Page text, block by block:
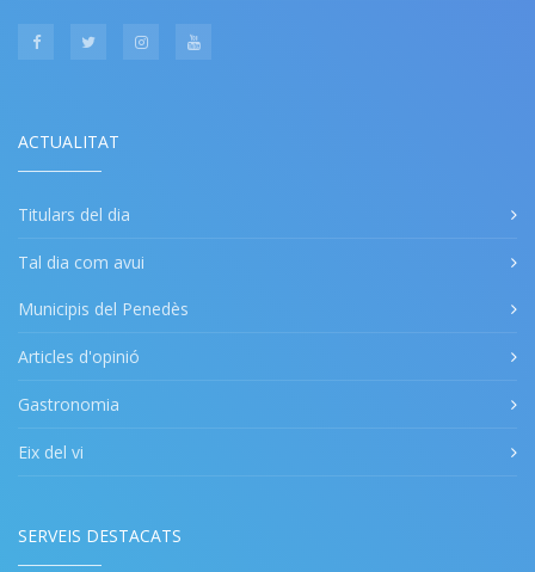
ACTUALITAT
Titulars del dia
Tal dia com avui
Municipis del Penedès
Articles d'opinió
Gastronomia
Eix del vi
SERVEIS DESTACATS